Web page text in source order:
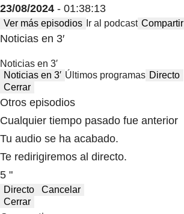
23/08/2024 - 01:38:13
Ver más episodios Ir al podcast Compartir
Noticias en 3′
Noticias en 3′
Noticias en 3′ Últimos programas Directo
Cerrar
Otros episodios
Cualquier tiempo pasado fue anterior
Tu audio se ha acabado.
Te redirigiremos al directo.
5 "
Directo
Cancelar
Cerrar